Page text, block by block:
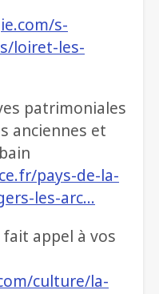
s-
loiret-les-
patrimoniales
anciennes et
pays-de-la-
les-arc…
fait appel à vos
culture/la-